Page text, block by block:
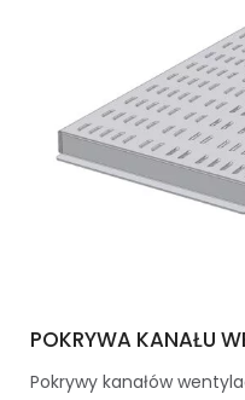
POKRYWA KANAŁU
Pokrywy kanałów